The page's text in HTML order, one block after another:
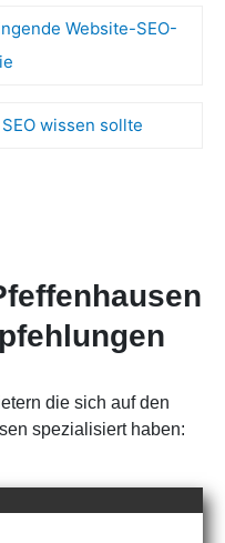
Website-SEO-
wissen sollte
die sich auf den
spezialisiert haben: